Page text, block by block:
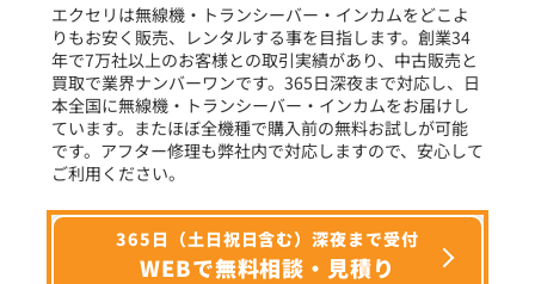
選択条件をリセット
エクセリは無線機・トランシーバー・インカムをどこよ
りもお安く販売、レンタルする事を目指します。創業34
年で7万社以上のお客様との取引実績があり、中古販売と
買取で業界ナンバーワンです。365日深夜まで対応し、日
本全国に無線機・トランシーバー・インカムをお届けし
ています。またほぼ全機種で購入前の無料お試しが可能
です。アフター修理も弊社内で対応しますので、安心して
ご利用ください。
365日（土日祝日含む）深夜まで受付
WEBで無料相談・見積り